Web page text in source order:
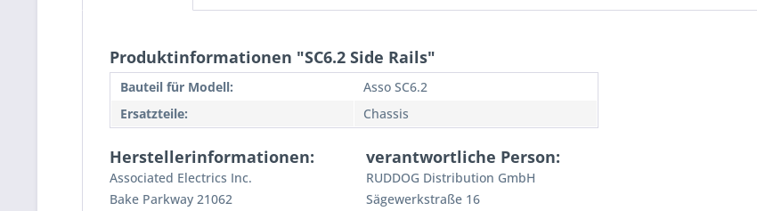
Produktinformationen "SC6.2 Side Rails"
Bauteil für Modell:
Asso SC6.2
Ersatzteile:
Chassis
Herstellerinformationen:
Associated Electrics Inc.
Bake Parkway 21062
verantwortliche Person:
RUDDOG Distribution GmbH
Sägewerkstraße 16